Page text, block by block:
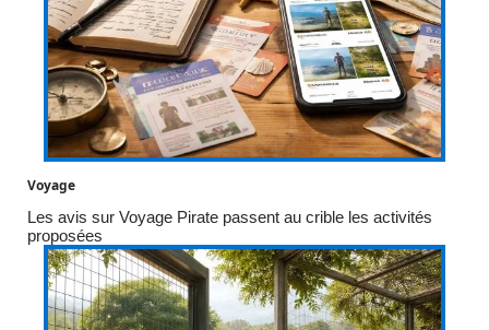
Voyage
Les avis sur Voyage Pirate passent au crible les activités
proposées